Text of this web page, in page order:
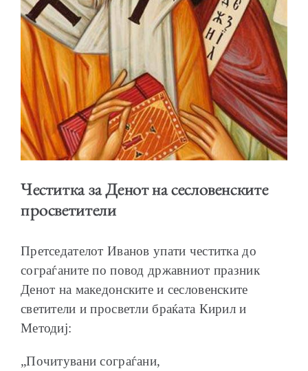
ОБРАЌАЊА
ШКОЛА ЗА МЛАДИ ЛИДЕРИ
ПРМ 2009-2019
Честитка за Денот на сесловенските
просветители
Претседателот Иванов упати честитка до
сограѓаните по повод државниот празник
Денот на македонските и сесловенските
светители и просветли браќата Кирил и
Методиј:
„Почитувани сограѓани,